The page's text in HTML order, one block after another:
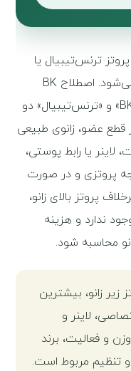
ترنس‌تیبیال یا
Transtibial Prosthesis نیز شناخته می‌شود. اصطلاح BK
مخفف Below Knee است؛ بنابراین «BK» و «ترنس‌تیبیال» دو
قطع عضو، زانوی طبیعی
یا رابط پوستی،
پروتزی و در صورت
پروتز بالای زانو،
ندارد و هزینه
محاسبه شود.
زیر زانو، بیشترین
لاینر و
و فعالیت، برند
تنظیم مربوط است.